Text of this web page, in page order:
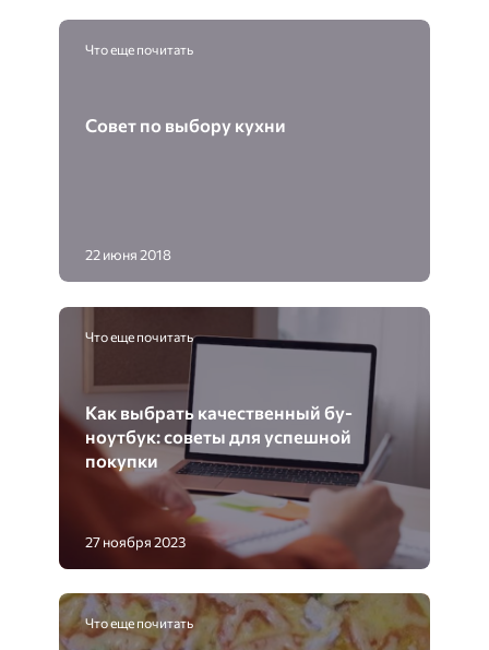
Что еще почитать
Совет по выбору кухни
22 июня 2018
Что еще почитать
Как выбрать качественный бу-
ноутбук: советы для успешной
покупки
27 ноября 2023
Что еще почитать